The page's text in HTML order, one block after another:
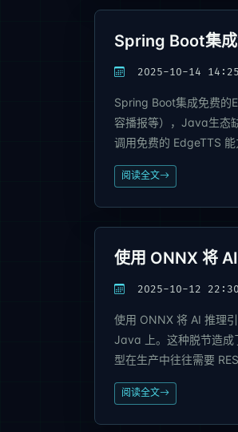
Spring Boot集
2025-10-14 14:25
Spring Boot集成免费的
容播报等），Java生态
调用免费的 EdgeTTS
阅读全文
使用 ONNX 将
2025-10-12 22:30
使用 ONNX 将 AI 推理
Java 上。这种脱节造
型在生产中往往需要
阅读全文